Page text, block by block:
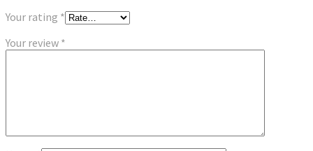
Your rating *
Your review *